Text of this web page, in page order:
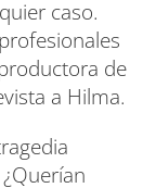
caso.
de
a Hilma.